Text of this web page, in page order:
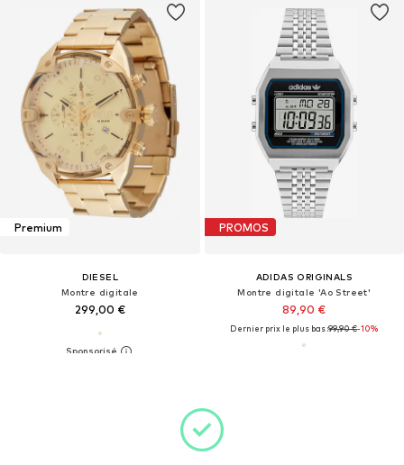
Premium
DIESEL
Montre digitale
299,00 €
PROMOS
ADIDAS ORIGINALS
Montre digitale 'Ao Street'
89,90 €
Dernier prix le plus bas :99,90 €-10%